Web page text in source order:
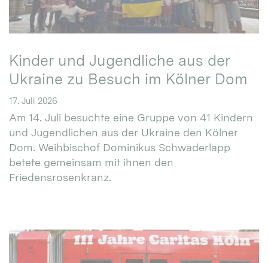
Kinder und Jugendliche aus der
Ukraine zu Besuch im Kölner Dom
17. Juli 2026
Am 14. Juli besuchte eine Gruppe von 41 Kindern
und Jugendlichen aus der Ukraine den Kölner
Dom. Weihbischof Dominikus Schwaderlapp
betete gemeinsam mit ihnen den
Friedensrosenkranz.